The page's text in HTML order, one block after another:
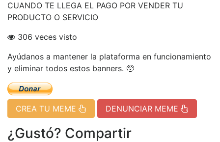
CUANDO TE LLEGA EL PAGO POR VENDER TU
PRODUCTO O SERVICIO
306 veces visto
Ayúdanos a mantener la plataforma en funcionamiento
y eliminar todos estos banners. 🥺
CREA TU MEME DENUNCIAR MEME
¿Gustó? Compartir